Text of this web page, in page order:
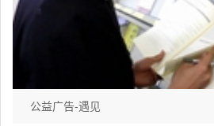
公益广告-遇见